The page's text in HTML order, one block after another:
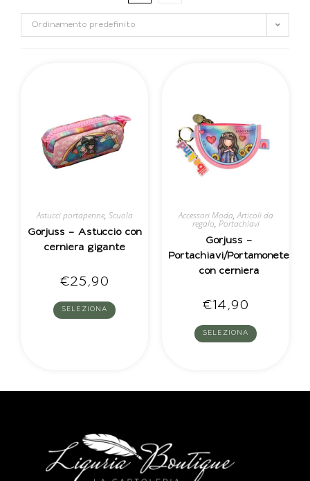
Ordinamento predefinito
Astucci portapenne, Scuola
Gorjuss – Astuccio con
cerniera gigante
€25,90
SELEZIONA
Accessori Moda,Articoli da
regalo, Portachiavi
Gorjuss –
Portachiavi/Portamonete
con cerniera
€14,90
SELEZIONA